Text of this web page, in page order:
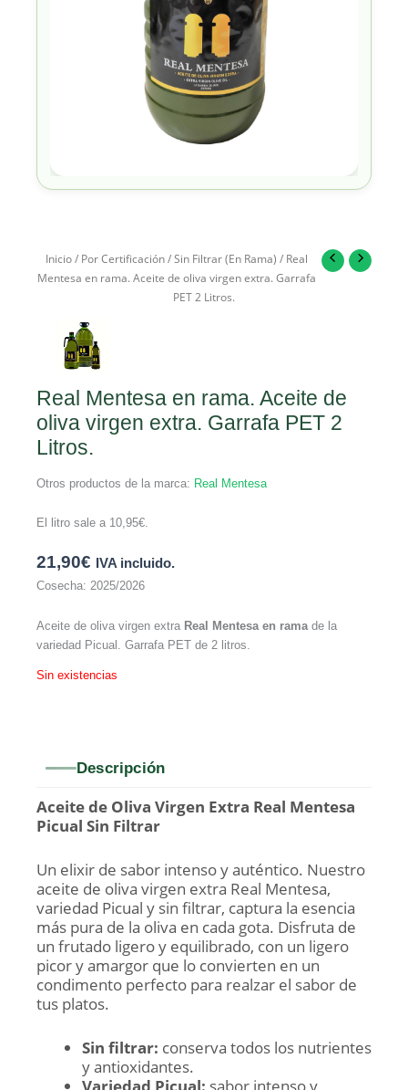
Inicio/ Por Certificación/Sin Filtrar (En Rama) / Real
Mentesa en rama. Aceite de oliva virgen extra. Garrafa
PET 2 Litros.
Real Mentesa en rama. Aceite de
oliva virgen extra. Garrafa PET 2
Litros.
Otros productos de la marca: Real Mentesa
El litro sale a 10,95€.
21,90€ IVA incluido.
Cosecha: 2025/2026
Aceite de oliva virgen extra Real Mentesa en rama de la
variedad Picual. Garrafa PET de 2 litros.
Sin existencias
Descripción
Aceite de Oliva Virgen Extra Real Mentesa
Picual Sin Filtrar
Un elixir de sabor intenso y auténtico. Nuestro
aceite de oliva virgen extra Real Mentesa,
variedad Picual y sin filtrar, captura la esencia
más pura de la oliva en cada gota. Disfruta de
un frutado ligero y equilibrado, con un ligero
picor y amargor que lo convierten en un
condimento perfecto para realzar el sabor de
tus platos.
Sin filtrar: conserva todos los nutrientes
y antioxidantes.
Variedad Picual: sabor intenso y